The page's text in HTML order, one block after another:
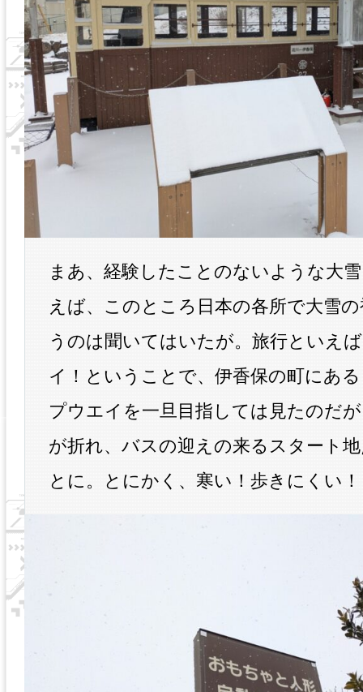
まあ、経験したことのないような大
えば、このところ日本の各所で大雪
うのは聞いてはいたが。旅行といえ
イ！ということで、伊香保の町にあ
プウエイを一旦目指しては見たのだ
が折れ、バスの迎えの来るスタート
とに。とにかく、寒い！歩きにくい！